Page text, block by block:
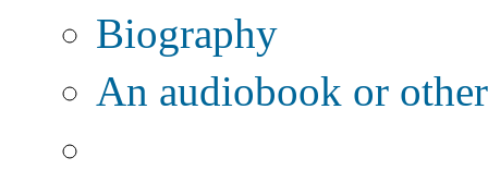
Biography
An audiobook or